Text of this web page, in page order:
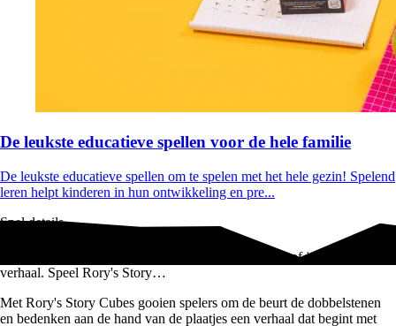
De leukste educatieve spellen voor de hele familie
De leukste educatieve spellen om te spelen met het hele gezin! Spelend
leren helpt kinderen in hun ontwikkeling en pre...
Spel details
Gebruik je fantasie en bedenk een avontuurlijk, eng of juist grappig
verhaal. Speel Rory's Story…
Met Rory's Story Cubes gooien spelers om de beurt de dobbelstenen
en bedenken aan de hand van de plaatjes een verhaal dat begint met